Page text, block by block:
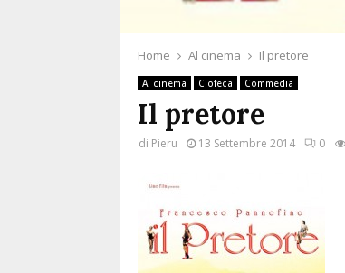
Home Al cinema Il pretore
Al cinema Ciofeca Commedia
Il pretore
di Pieru 13 Settembre 2014 0